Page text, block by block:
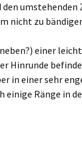
umstehenden
nicht zu
einer
Hinrunde
in einer sehr
einige Ränge in